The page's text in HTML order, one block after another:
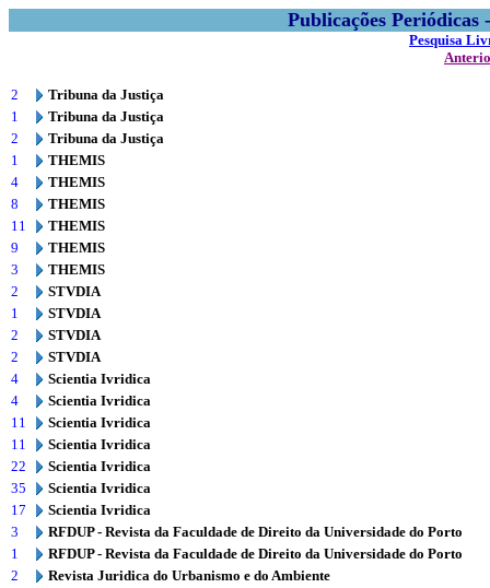
Publicações
Pesquisa
2
Tribuna da Justiça
1
Tribuna da Justiça
2
Tribuna da Justiça
1
THEMIS
4
THEMIS
8
THEMIS
11
THEMIS
9
THEMIS
3
THEMIS
2
STVDIA
1
STVDIA
2
STVDIA
2
STVDIA
4
Scientia Ivridica
4
Scientia Ivridica
11
Scientia Ivridica
11
Scientia Ivridica
22
Scientia Ivridica
35
Scientia Ivridica
17
Scientia Ivridica
3
RFDUP - Revista da Faculdade de Direito da Universidade do Porto
1
RFDUP - Revista da Faculdade de Direito da Universidade do Porto
2
Revista Juridica do Urbanismo e do Ambiente